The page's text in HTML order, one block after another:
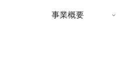
事業概要